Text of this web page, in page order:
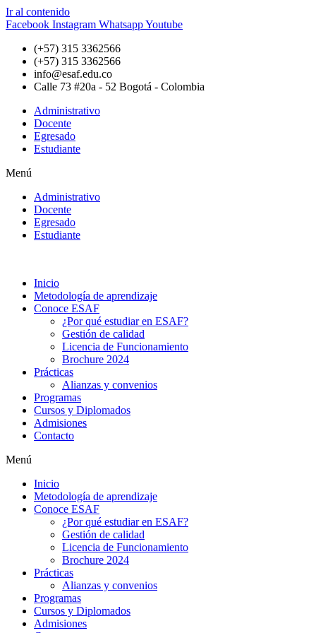
Ir al contenido
Facebook Instagram WhatsappYoutube
(+57) 315 3362566
(+57) 315 3362566
info@esaf.edu.co
Calle 73 #20a - 52 Bogotá - Colombia
Administrativo
Docente
Egresado
Estudiante
Menú
Administrativo
Docente
Egresado
Estudiante
Inicio
Metodología de aprendizaje
Conoce ESAF
¿Por qué estudiar en ESAF?
Gestión de calidad
Licencia de Funcionamiento
Brochure 2024
Prácticas
Alianzas y convenios
Programas
Cursos y Diplomados
Admisiones
Contacto
Menú
Inicio
Metodología de aprendizaje
Conoce ESAF
¿Por qué estudiar en ESAF?
Gestión de calidad
Licencia de Funcionamiento
Brochure 2024
Prácticas
Alianzas y convenios
Programas
Cursos y Diplomados
Admisiones